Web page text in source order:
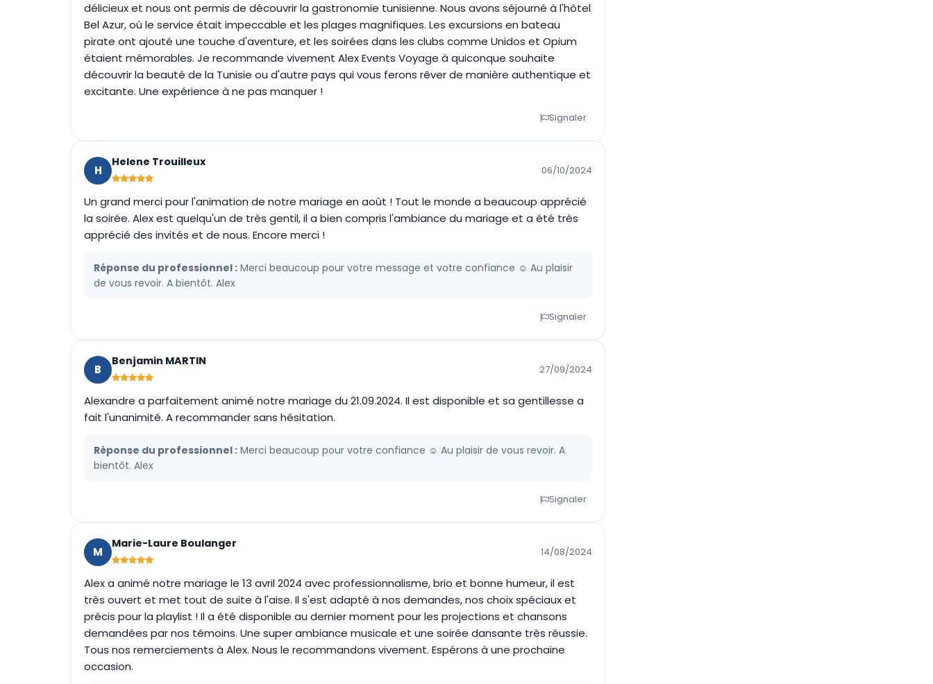
délicieux et nous ont permis de découvrir la gastronomie tunisienne. Nous avons séjourné à l'hôtel
Bel Azur, où le service était impeccable et les plages magnifiques. Les excursions en bateau
pirate ont ajouté une touche d'aventure, et les soirées dans les clubs comme Unidos et Opium
étaient mémorables. Je recommande vivement Alex Events Voyage à quiconque souhaite
découvrir la beauté de la Tunisie ou d'autre pays qui vous ferons rêver de manière authentique et
excitante. Une expérience à ne pas manquer !
Signaler
H
Helene Trouilleux
06/10/2024
Un grand merci pour l'animation de notre mariage en août ! Tout le monde a beaucoup apprécié
la soirée. Alex est quelqu'un de très gentil, il a bien compris l'ambiance du mariage et a été très
apprécié des invités et de nous. Encore merci !
Réponse du professionnel : Merci beaucoup pour votre message et votre confiance ☺️ Au plaisir
de vous revoir. A bientôt. Alex
Signaler
B
Benjamin MARTIN
27/09/2024
Alexandre a parfaitement animé notre mariage du 21.09.2024. Il est disponible et sa gentillesse a
fait l'unanimité. A recommander sans hésitation.
Réponse du professionnel : Merci beaucoup pour votre confiance ☺️ Au plaisir de vous revoir. A
bientôt. Alex
Signaler
M
Marie-Laure Boulanger
14/08/2024
Alex a animé notre mariage le 13 avril 2024 avec professionnalisme, brio et bonne humeur, il est
très ouvert et met tout de suite à l'aise. Il s'est adapté à nos demandes, nos choix spéciaux et
précis pour la playlist ! Il a été disponible au dernier moment pour les projections et chansons
demandées par nos témoins. Une super ambiance musicale et une soirée dansante très réussie.
Tous nos remerciements à Alex. Nous le recommandons vivement. Espérons à une prochaine
occasion.